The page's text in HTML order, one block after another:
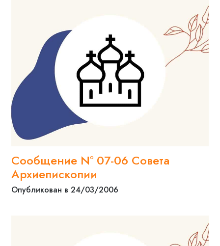
Сообщение N° 07-06 Совета
Архиепископии
Опубликован в 24/03/2006